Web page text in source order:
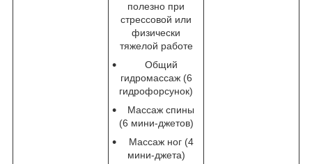
полезно при
стрессовой или
физически
тяжелой работе
Общий
гидромассаж (6
гидрофорсунок)
Массаж спины
(6 мини-джетов)
Массаж ног (4
мини-джета)